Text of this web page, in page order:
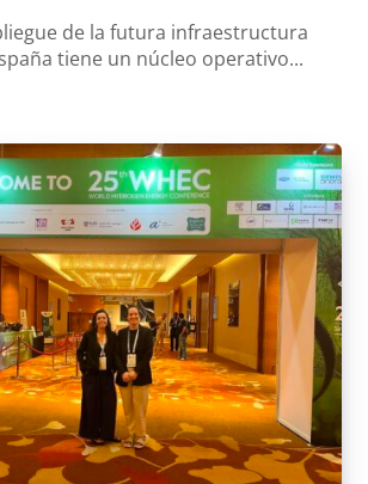
de la futura infraestructura
tiene un núcleo operativo...